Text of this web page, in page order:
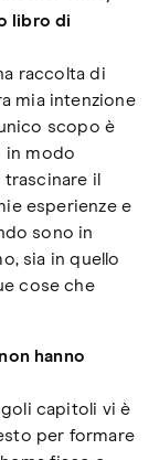
libro di
raccolta di
mia intenzione
scopo è
in modo
il
esperienze e
sono in
sia in quello
cose che
hanno
capitoli vi è
per formare